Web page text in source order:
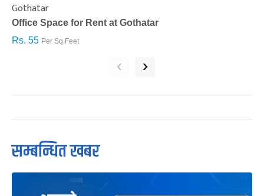
Gothatar
Office Space for Rent at Gothatar
Rs. 55 Per Sq.Feet
‹ ›
सम्बन्धित खबर